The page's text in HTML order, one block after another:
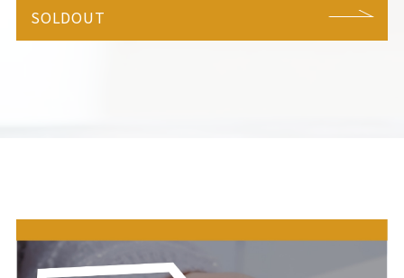
SOLDOUT